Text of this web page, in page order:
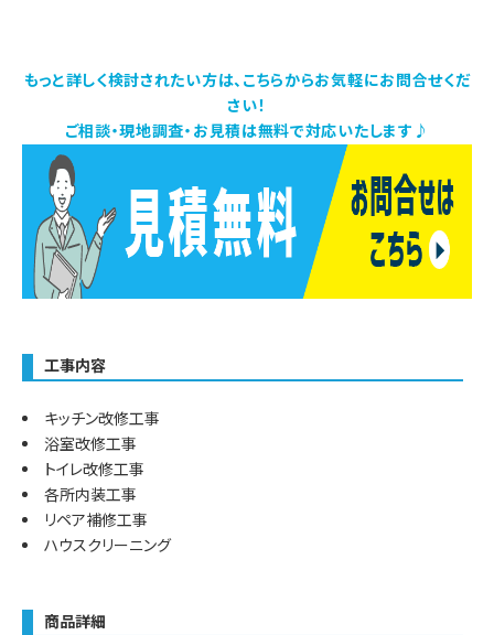
もっと詳しく検討されたい方は、こちらからお気軽にお問合せくだ
さい！
ご相談・現地調査・お見積は無料で対応いたします♪
工事内容
キッチン改修工事
浴室改修工事
トイレ改修工事
各所内装工事
リペア補修工事
ハウスクリーニング
商品詳細